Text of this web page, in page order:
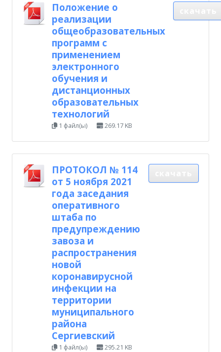
Положение о
реализации
общеобразовательных
программ с
применением
электронного
обучения и
дистанционных
образовательных
технологий
1 файл(ы) 269.17 KB
ПРОТОКОЛ № 114
от 5 ноября 2021
года заседания
оперативного
штаба по
предупреждению
завоза и
распространения
новой
коронавирусной
инфекции на
территории
муниципального
района
Сергиевский
1 файл(ы) 295.21 KB